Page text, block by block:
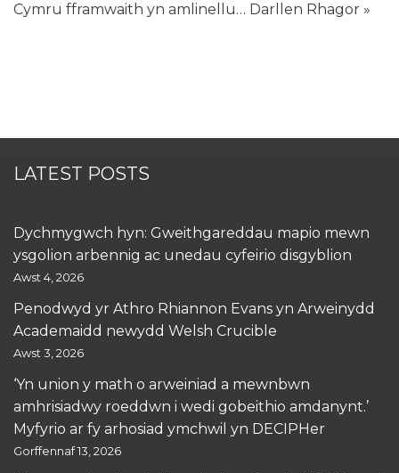
Cymru fframwaith yn amlinellu… Darllen Rhagor »
LATEST POSTS
Dychmygwch hyn: Gweithgareddau mapio mewn
ysgolion arbennig ac unedau cyfeirio disgyblion
Awst 4, 2026
Penodwyd yr Athro Rhiannon Evans yn Arweinydd
Academaidd newydd Welsh Crucible
Awst 3, 2026
‘Yn union y math o arweiniad a mewnbwn
amhrisiadwy roeddwn i wedi gobeithio amdanynt.’
Myfyrio ar fy arhosiad ymchwil yn DECIPHer
Gorffennaf 13, 2026